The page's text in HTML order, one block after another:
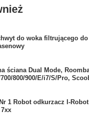
do woka filtrującego
ściana Dual Mode,
800/900/E/i7/S/Pro,
1 Robot odkurzacz I-